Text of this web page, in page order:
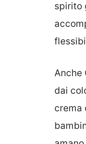
spirito
Anche
dai
crema